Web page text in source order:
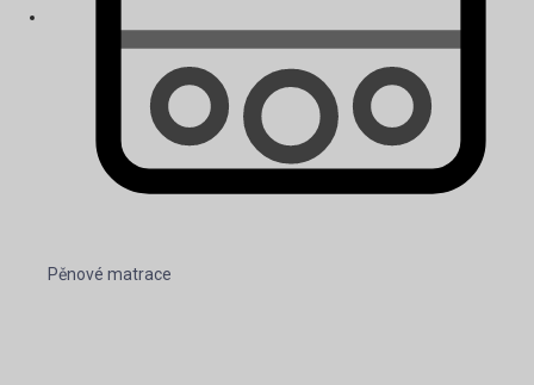
Pěnové matrace